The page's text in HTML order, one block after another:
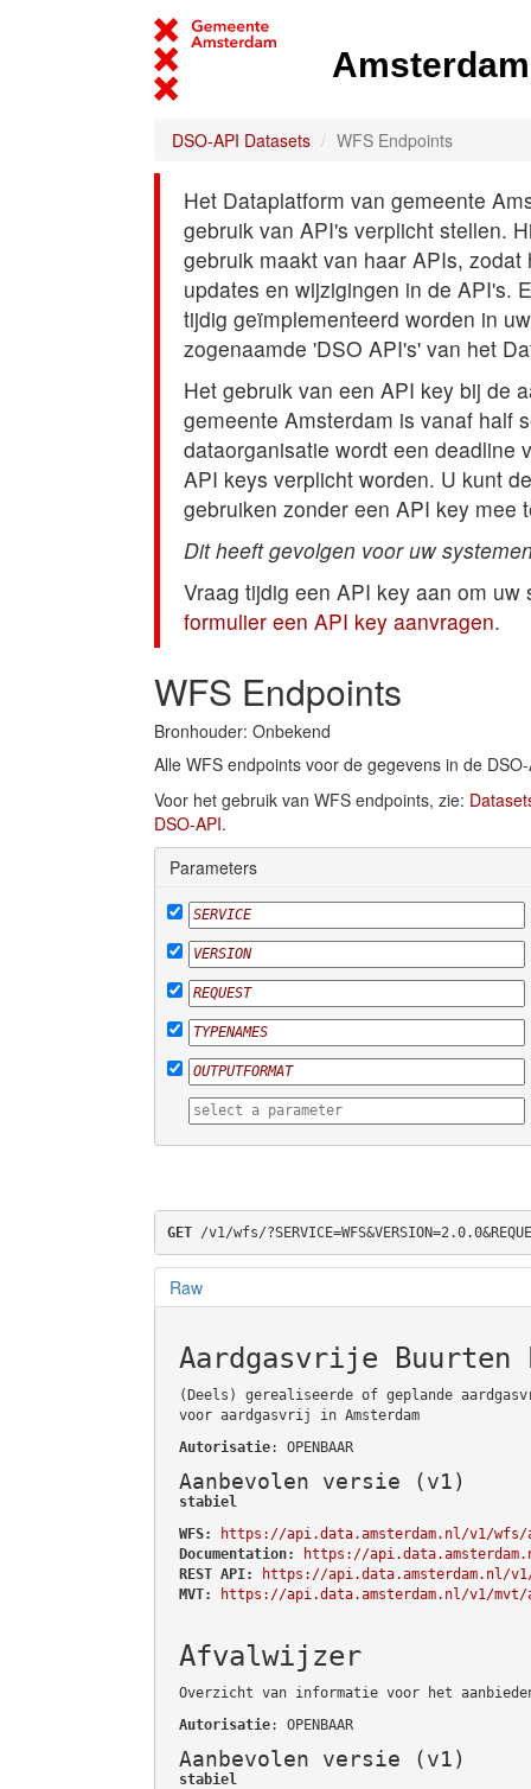
DSO-API Datasets WFS Endpoints
Het Dataplatform van gemeente
gebruik van API's verplicht stellen.
gebruik maakt van haar APIs,
updates en wijzigingen in de API's.
tijdig geïmplementeerd worden in
zogenaamde 'DSO API's' van het
Het gebruik van een API key bij de
gemeente Amsterdam is vanaf half
dataorganisatie wordt een deadline
API keys verplicht worden. U kunt
gebruiken zonder een API key mee
Dit heeft gevolgen voor uw
Vraag tijdig een API key aan om
formulier een API key aanvragen.
WFS Endpoints
Bronhouder: Onbekend
Alle WFS endpoints voor de gegevens in de
Voor het gebruik van WFS endpoints, zie:
DSO-API.
Parameters
GET /v1/wfs/
Raw
Aardgasvrije
(Deels) gerealiseerde of geplande
voor aardgasvrij in Amsterdam
Autorisatie: OPENBAAR
Aanbevolen versie (v1)
stabiel
WFS:
https://api.data.amsterdam.nl/v1/wfs/
Documentation:
https://
REST API:
https://api.data.amsterdam.nl/
MVT:
https://api.data.amsterdam.nl/v1/mvt/
Afvalwijzer
Overzicht van informatie voor het
Autorisatie: OPENBAAR
Aanbevolen versie (v1)
stabiel